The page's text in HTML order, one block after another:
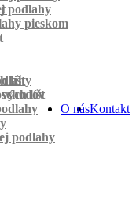
podlahy
pieskom
líšt
líšt
podlahy
Kontakt
O nás